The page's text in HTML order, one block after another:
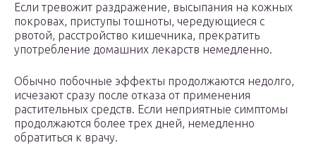
Если тревожит раздражение, высыпания на кожных
покровах, приступы тошноты, чередующиеся с
рвотой, расстройство кишечника, прекратить
употребление домашних лекарств немедленно.
Обычно побочные эффекты продолжаются недолго,
исчезают сразу после отказа от применения
растительных средств. Если неприятные симптомы
продолжаются более трех дней, немедленно
обратиться к врачу.